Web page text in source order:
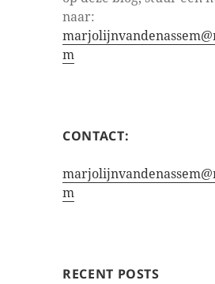
naar:
m
CONTACT:
m
RECENT POSTS